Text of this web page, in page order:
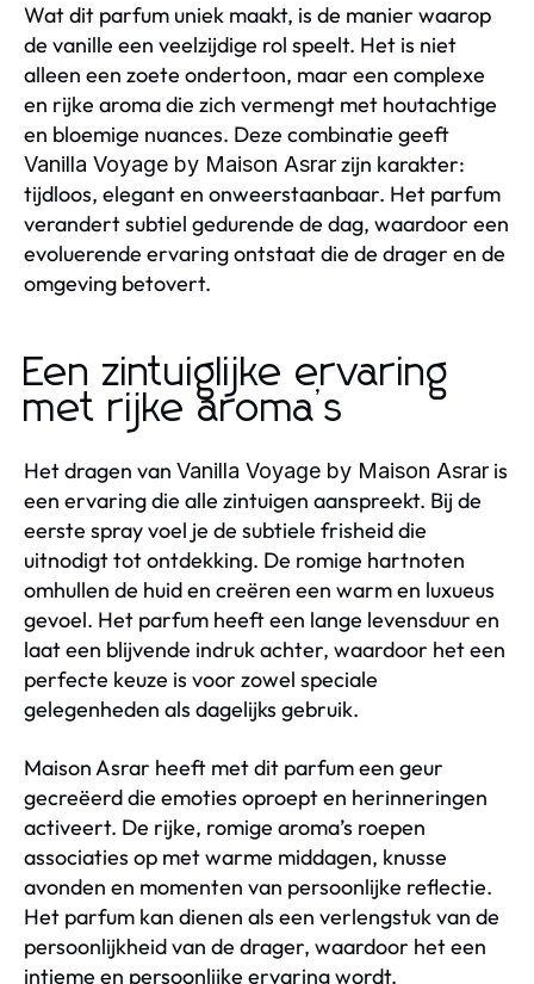
Wat dit parfum uniek maakt, is de manier waarop
de vanille een veelzijdige rol speelt. Het is niet
alleen een zoete ondertoon, maar een complexe
en rijke aroma die zich vermengt met houtachtige
en bloemige nuances. Deze combinatie geeft
Vanilla Voyage by Maison Asrarzijn karakter:
tijdloos, elegant en onweerstaanbaar. Het parfum
verandert subtiel gedurende de dag, waardoor een
evoluerende ervaring ontstaat die de drager en de
omgeving betovert.
Een zintuiglijke ervaring
met rijke aroma’s
Het dragen van Vanilla Voyage by Maison Asrar is
een ervaring die alle zintuigen aanspreekt. Bij de
eerste spray voel je de subtiele frisheid die
uitnodigt tot ontdekking. De romige hartnoten
omhullen de huid en creëren een warm en luxueus
gevoel. Het parfum heeft een lange levensduur en
laat een blijvende indruk achter, waardoor het een
perfecte keuze is voor zowel speciale
gelegenheden als dagelijks gebruik.
Maison Asrar heeft met dit parfum een geur
gecreëerd die emoties oproept en herinneringen
activeert. De rijke, romige aroma’s roepen
associaties op met warme middagen, knusse
avonden en momenten van persoonlijke reflectie.
Het parfum kan dienen als een verlengstuk van de
persoonlijkheid van de drager, waardoor het een
intieme en persoonlijke ervaring wordt.